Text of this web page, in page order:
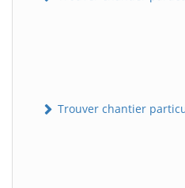
Trouver chantier